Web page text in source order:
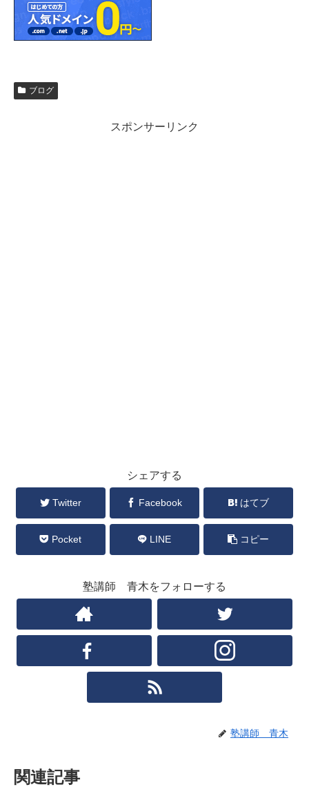
ブログ
スポンサーリンク
シェアする
Twitter Facebook はてブ
Pocket LINE コピー
塾講師 青木をフォローする
塾講師 青木
関連記事